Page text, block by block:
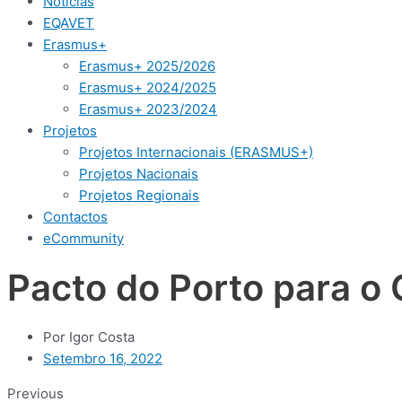
EQAVET
Erasmus+
Erasmus+ 2025/2026
Erasmus+ 2024/2025
Erasmus+ 2023/2024
Projetos
Projetos Internacionais (ERASMUS+)
Projetos Nacionais
Projetos Regionais
Contactos
eCommunity
Pacto do Porto para o
Por Igor Costa
Setembro 16, 2022
Previous